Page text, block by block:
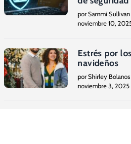
por Sammi Sullivan
noviembre 10,
Estrés por
navideños
por Shirley Bolanos
noviembre 3, 2025